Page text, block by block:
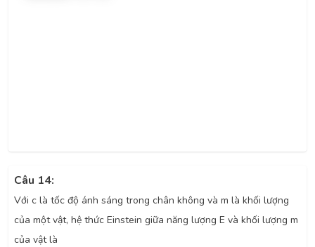
Câu 14:
Với c là tốc độ ánh sáng trong chân không và m là khối lượng
của một vật, hệ thức Einstein giữa năng lượng E và khối lượng m
của vật là